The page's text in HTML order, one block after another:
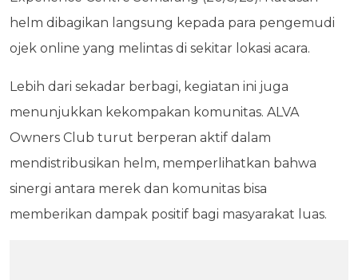
helm dibagikan langsung kepada para pengemudi
ojek online yang melintas di sekitar lokasi acara.
Lebih dari sekadar berbagi, kegiatan ini juga
menunjukkan kekompakan komunitas. ALVA
Owners Club turut berperan aktif dalam
mendistribusikan helm, memperlihatkan bahwa
sinergi antara merek dan komunitas bisa
memberikan dampak positif bagi masyarakat luas.